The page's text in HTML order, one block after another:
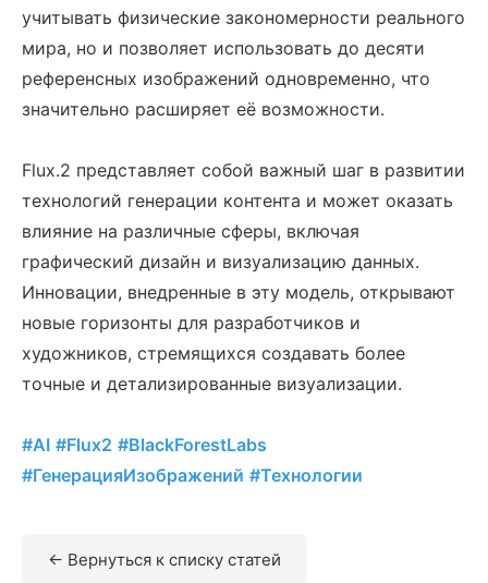
учитывать физические закономерности реального
мира, но и позволяет использовать до десяти
референсных изображений одновременно, что
значительно расширяет её возможности.
Flux.2 представляет собой важный шаг в развитии
технологий генерации контента и может оказать
влияние на различные сферы, включая
графический дизайн и визуализацию данных.
Инновации, внедренные в эту модель, открывают
новые горизонты для разработчиков и
художников, стремящихся создавать более
точные и детализированные визуализации.
#AI #Flux2 #BlackForestLabs
#ГенерацияИзображений #Технологии
← Вернуться к списку статей